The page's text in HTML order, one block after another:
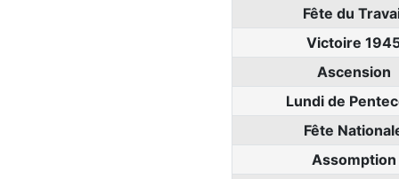
Fête du
Victoire
Ascension
Lundi de
Fête
Assomption